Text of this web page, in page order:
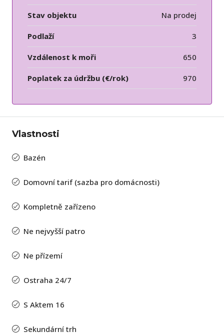
Stav objektu Na prodej
Podlaží 3
Vzdálenost k moři 650
Poplatek za údržbu (€/rok) 970
Vlastnosti
Bazén
Domovní tarif (sazba pro domácnosti)
Kompletně zařízeno
Ne nejvyšší patro
Ne přízemí
Ostraha 24/7
S Aktem 16
Sekundární trh